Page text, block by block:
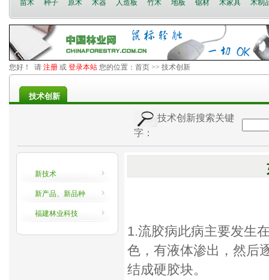
苗木 种子 原木 木器 人造板 竹木 地板 锯材 木家具 木制
您好！ 请 注册 或 登录本站 您的位置： 首页 >> 技术创新
技术创新
技术创新搜索关键
字：
新技术
新产品、新品种
福建林业科技
1.流胶病此病主要发生
色，有液体渗出，然后
结成硬胶块。